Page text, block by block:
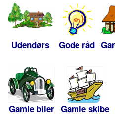
Udendørs Gode råd
Gamle biler Gamle skibe